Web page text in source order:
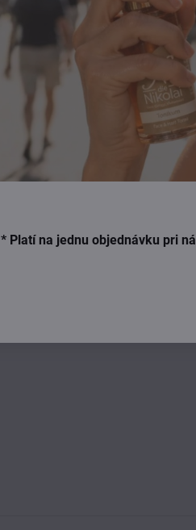
* Platí na jednu objednávku pri